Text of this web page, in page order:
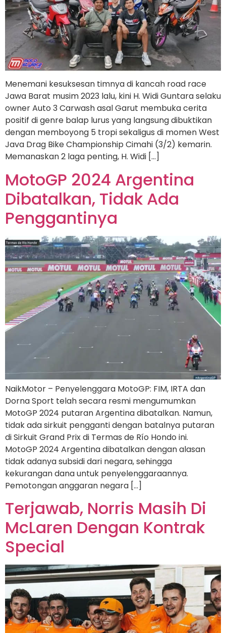
Menemani kesuksesan timnya di kancah road race
Jawa Barat musim 2023 lalu, kini H. Widi Guntara selaku
owner Auto 3 Carwash asal Garut membuka cerita
positif di genre balap lurus yang langsung dibuktikan
dengan memboyong 5 tropi sekaligus di momen West
Java Drag Bike Championship Cimahi (3/2) kemarin.
Memanaskan 2 laga penting, H. Widi […]
MotoGP 2024 Argentina
Dibatalkan, Tidak Ada
Penggantinya
NaikMotor – Penyelenggara MotoGP: FIM, IRTA dan
Dorna Sport telah secara resmi mengumumkan
MotoGP 2024 putaran Argentina dibatalkan. Namun,
tidak ada sirkuit pengganti dengan batalnya putaran
di Sirkuit Grand Prix di Termas de Río Hondo ini.
MotoGP 2024 Argentina dibatalkan dengan alasan
tidak adanya subsidi dari negara, sehingga
kekurangan dana untuk penyelenggaraannya.
Pemotongan anggaran negara […]
Terjawab, Norris Masih Di
McLaren Dengan Kontrak
Special